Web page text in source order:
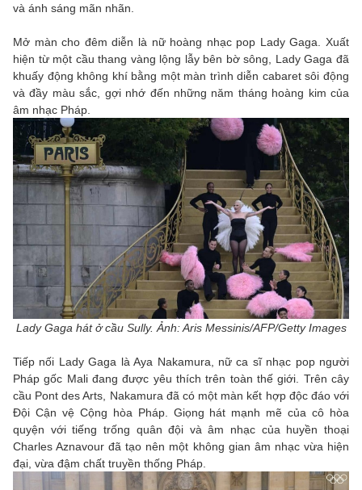
và ánh sáng mãn nhãn.
Mở màn cho đêm diễn là nữ hoàng nhạc pop Lady Gaga. Xuất
hiện từ một cầu thang vàng lộng lẫy bên bờ sông, Lady Gaga đã
khuấy động không khí bằng một màn trình diễn cabaret sôi động
và đầy màu sắc, gợi nhớ đến những năm tháng hoàng kim của
âm nhạc Pháp.
Lady Gaga hát ở cầu Sully. Ảnh: Aris Messinis/AFP/Getty Images
Tiếp nối Lady Gaga là Aya Nakamura, nữ ca sĩ nhạc pop người
Pháp gốc Mali đang được yêu thích trên toàn thế giới. Trên cây
cầu Pont des Arts, Nakamura đã có một màn kết hợp độc đáo với
Đội Cận vệ Cộng hòa Pháp. Giọng hát mạnh mẽ của cô hòa
quyện với tiếng trống quân đội và âm nhạc của huyền thoại
Charles Aznavour đã tạo nên một không gian âm nhạc vừa hiện
đại, vừa đậm chất truyền thống Pháp.